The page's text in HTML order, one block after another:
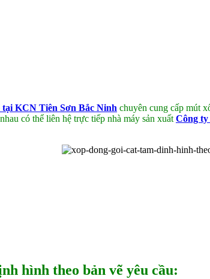
tại KCN Tiên Sơn Bắc Ninh chuyên cung cấp mút
có thể liên hệ trực tiếp nhà máy sản xuất Công
hình theo bản vẽ yêu cầu: